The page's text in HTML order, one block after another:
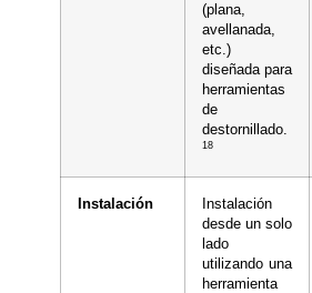
(plana,
avellanada,
etc.)
diseñada para
herramientas
de
destornillado.
18
Instalación
Instalación
desde un solo
lado
utilizando una
herramienta